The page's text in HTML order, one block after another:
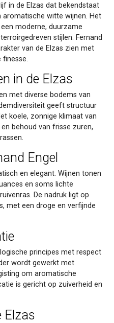
in de Elzas dat bekendstaat
witte wijnen. Het
moderne, duurzame
stijlen. Fernand
van de Elzas zien met
in de Elzas
met diverse bodems van
geeft structuur
koele, zonnige klimaat van
behoud van frisse zuren,
Engel
en elegant. Wijnen tonen
en soms lichte
De nadruk ligt op
met een droge en verfijnde
principes met respect
wordt gewerkt met
om aromatische
is gericht op zuiverheid en
Elzas